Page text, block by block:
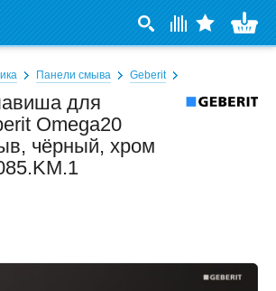
Панели смыва Geberit
для
Omega20
чёрный, хром